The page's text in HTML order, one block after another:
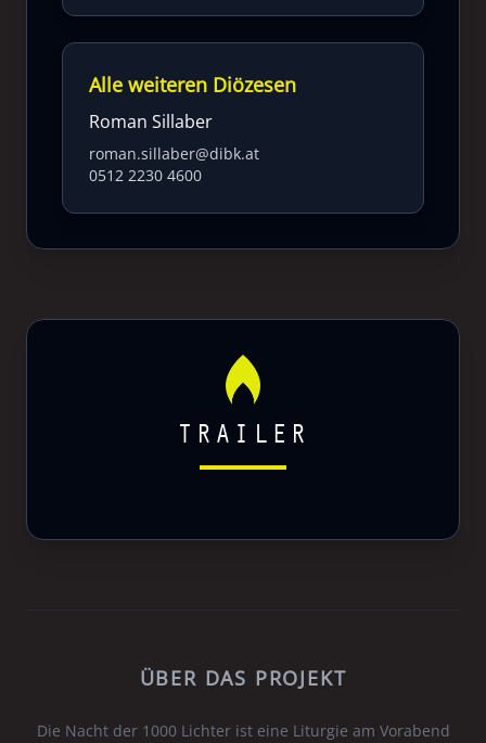
Alle weiteren Diözesen
Roman Sillaber
roman.sillaber@dibk.at
0512 2230 4600
TRAILER
ÜBER DAS PROJEKT
Die Nacht der 1000 Lichter ist eine Liturgie am Vorabend